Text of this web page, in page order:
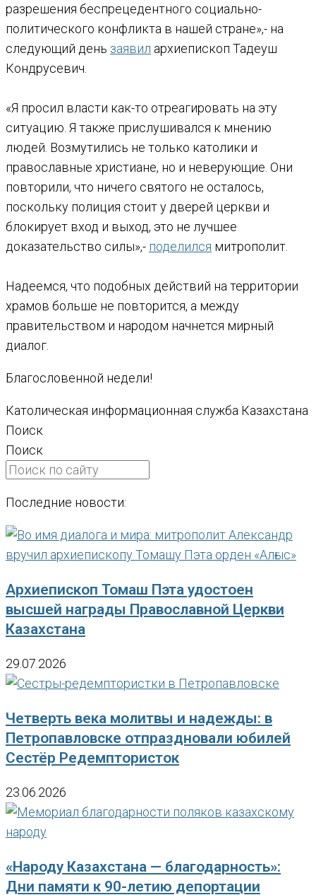
разрешения беспрецедентного социально-
политического конфликта в нашей стране»,- на
следующий день заявил архиепископ Тадеуш
Кондрусевич.
«Я просил власти как-то отреагировать на эту
ситуацию. Я также прислушивался к мнению
людей. Возмутились не только католики и
православные христиане, но и неверующие. Они
повторили, что ничего святого не осталось,
поскольку полиция стоит у дверей церкви и
блокирует вход и выход, это не лучшее
доказательство силы»,- поделился митрополит.
Надеемся, что подобных действий на территории
храмов больше не повторится, а между
правительством и народом начнется мирный
диалог.
Благословенной недели!
Католическая информационная служба Казахстана
Поиск
Поиск
Последние новости:
Архиепископ Томаш Пэта удостоен
высшей награды Православной Церкви
Казахстана
29.07.2026
Четверть века молитвы и надежды: в
Петропавловске отпраздновали юбилей
Сестёр Редемптористок
23.06.2026
«Народу Казахстана — благодарность»:
Дни памяти к 90-летию депортации